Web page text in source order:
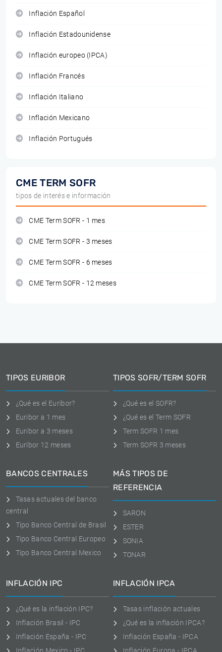
Inflación Español
Inflación Estadounidense
Inflación europeo (IPCA)
Inflación Francés
Inflación Italiano
Inflación Mexicano
Inflación Portugués
CME TERM SOFR
tipos de interés e información
CME Term SOFR - 1 mes
CME Term SOFR - 3 meses
CME Term SOFR - 6 meses
CME Term SOFR - 12 meses
TIPOS EURIBOR
¿Qué es el Euribor?
Euribor a 1 mes
Euribor a 3 meses
Euríbor 12 meses
TIPOS SOFR/TERM SOFR
¿Qué es el SOFR?
¿Qué es el Term SOFR
Term SOFR 1 mes
Term SOFR 3 meses
BANCOS CENTRALES
Tasas actuales del banco
central
Tipo Banco Central de Brasil
Tipo Banco Central Europeo
Tipo Banco Central Mexico
MÁS TIPOS DE
REFERENCIA
SARON
ESTER
SONIA
TONAR
INFLACIÓN IPC
¿Qué es la inflación IPC?
Inflación Brasil - IPC
Inflación España - IPC
INFLACIÓN IPCA
Tasas inflación actuales
¿Qué es la inflación IPCA?
Inflación España - IPCA